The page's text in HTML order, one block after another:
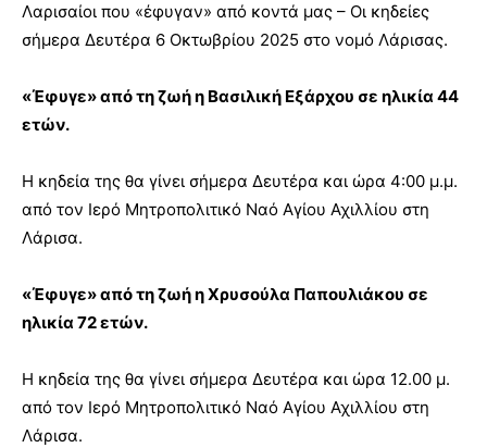
Λαρισαίοι που «έφυγαν» από κοντά μας – Οι κηδείες
σήμερα Δευτέρα 6 Οκτωβρίου 2025 στο νομό Λάρισας.
«Έφυγε» από τη ζωή η Βασιλική Εξάρχου σε ηλικία 44
ετών.
Η κηδεία της θα γίνει σήμερα Δευτέρα και ώρα 4:00 μ.μ.
από τον Ιερό Μητροπολιτικό Ναό Αγίου Αχιλλίου στη
Λάρισα.
«Έφυγε» από τη ζωή η Χρυσούλα Παπουλιάκου σε
ηλικία 72 ετών.
Η κηδεία της θα γίνει σήμερα Δευτέρα και ώρα 12.00 μ.
από τον Ιερό Μητροπολιτικό Ναό Αγίου Αχιλλίου στη
Λάρισα.